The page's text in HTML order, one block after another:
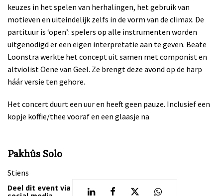
keuzes in het spelen van herhalingen, het gebruik van
motieven en uiteindelijk zelfs in de vorm van de climax. De
partituur is ‘open’: spelers op alle instrumenten worden
uitgenodigd er een eigen interpretatie aan te geven. Beate
Loonstra werkte het concept uit samen met componist en
altviolist Oene van Geel. Ze brengt deze avond op de harp
háár versie ten gehore.
Het concert duurt een uur en heeft geen pauze. Inclusief een
kopje koffie/thee vooraf en een glaasje na
Pakhûs Solo
Stiens
Deel dit event via